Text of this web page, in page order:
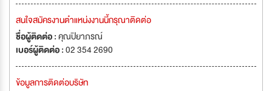
สนใจสมัครงานตำแหน่งงานนี้กรุณาติดต่อ
ชื่อผู้ติดต่อ :คุณปิยาภรณ์
เบอร์ผู้ติดต่อ :02 354 2690
ข้อมูลการติดต่อบริษัท